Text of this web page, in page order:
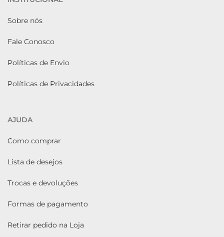
Sobre nós
Fale Conosco
Políticas de Envio
Políticas de Privacidades
AJUDA
Como comprar
Lista de desejos
Trocas e devoluções
Formas de pagamento
Retirar pedido na Loja